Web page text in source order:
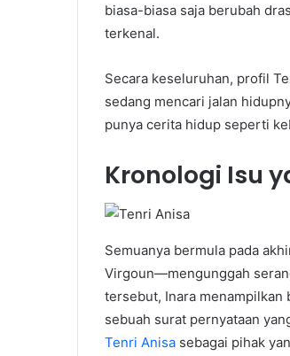
biasa-biasa saja berubah
terkenal.
Secara keseluruhan, profil
sedang mencari jalan
punya cerita hidup seperti
Kronologi Isu
Semuanya bermula pada
Virgoun—mengunggah
tersebut, Inara
sebuah surat pernyataan
Tenri Anisa sebagai pihak